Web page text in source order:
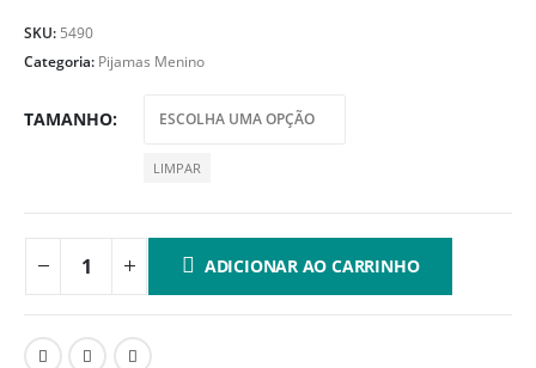
SKU: 5490
Categoria: Pijamas Menino
TAMANHO
LIMPAR
ADICIONAR AO CARRINHO